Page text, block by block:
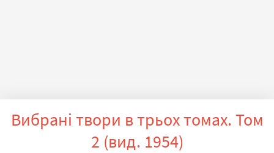
Вибрані твори в трьох томах. Том
2 (вид. 1954)